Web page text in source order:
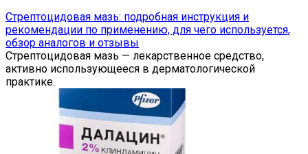
Стрептоцидовая мазь: подробная инструкция и
рекомендации по применению, для чего используется,
обзор аналогов и отзывы
Стрептоцидовая мазь — лекарственное средство,
активно использующееся в дерматологической
практике.